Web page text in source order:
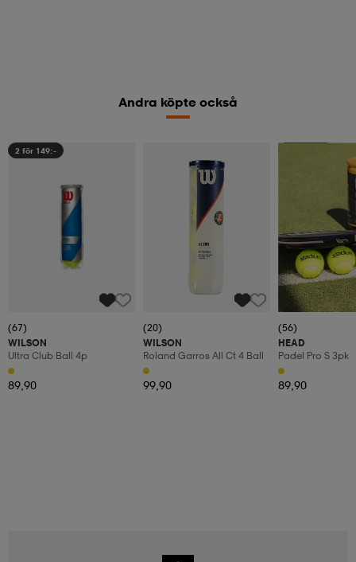
Andra köpte också
2 för 149:-
(67)
WILSON
Ultra Club Ball 4p
89,90
(20)
WILSON
Roland Garros All Ct 4 Ball
99,90
(56)
HEAD
Padel Pro S 3pk
89,90